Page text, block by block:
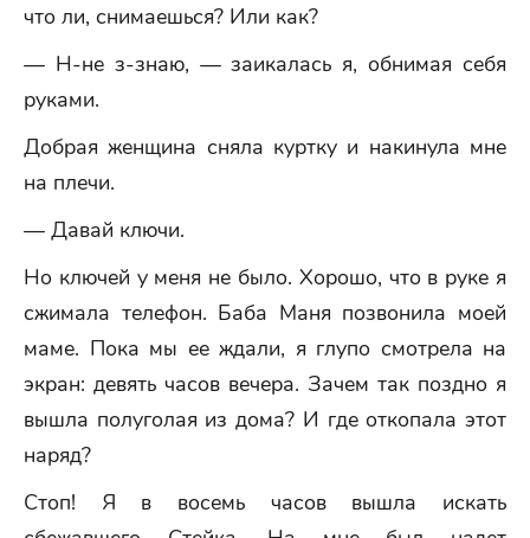
что ли, снимаешься? Или как?
— Н-не з-знаю, — заикалась я, обнимая себя
руками.
Добрая женщина сняла куртку и накинула мне
на плечи.
— Давай ключи.
Но ключей у меня не было. Хорошо, что в руке я
сжимала телефон. Баба Маня позвонила моей
маме. Пока мы ее ждали, я глупо смотрела на
экран: девять часов вечера. Зачем так поздно я
вышла полуголая из дома? И где откопала этот
наряд?
Стоп! Я в восемь часов вышла искать